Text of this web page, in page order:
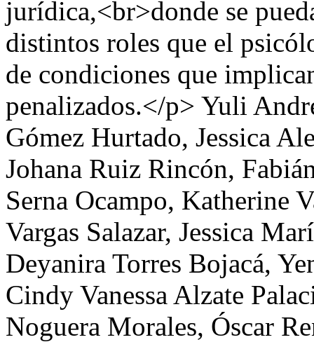
jurídica,<br>donde se
distintos roles que el
de condiciones que
penalizados.</p> Yuli
Gómez Hurtado, Jessica
Johana Ruiz Rincón,
Serna Ocampo, Katherine
Vargas Salazar, Jessica
Deyanira Torres Bojacá,
Cindy Vanessa Alzate
Noguera Morales, Óscar